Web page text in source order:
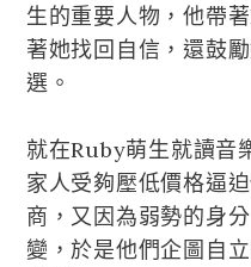
生的重要人物，他帶
著她找回自信，還鼓
選。
就在Ruby萌生就讀音
家人受夠壓低價格逼
商，又因為弱勢的身
變，於是他們企圖自